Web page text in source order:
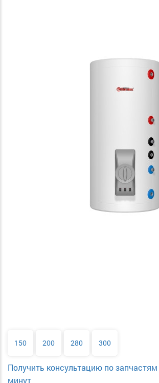
150 200 280 300
Получить консультацию по запчастям
минут